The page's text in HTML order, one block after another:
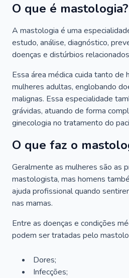
O que é mastologia?
A mastologia é uma
estudo, análise, diagnóstico,
doenças e distúrbios
Essa área médica cuida tanto de
mulheres adultas, englobando
malignas. Essa especialidade
grávidas, atuando de forma
ginecologia no tratamento do
O que faz o
Geralmente as mulheres são as
mastologista, mas homens
ajuda profissional quando
nas mamas.
Entre as doenças e condições
podem ser tratadas pelo
Dores;
Infecções;